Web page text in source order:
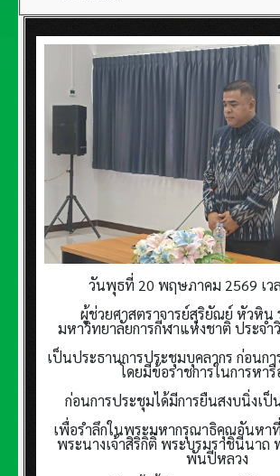
วันพุธที่ 20 พฤษภาคม 2569 เว
ผู้ช่วยศาสตราจารย์สุริยัณย์ หัวหิน
มหาวิทยาลัยการกีฬาแห่งชาติ ประจำ
เป็นประธานการประชุมบุคลากร ก่อนก
โดยมีข้อราชการในการหา
ก่อนการประชุมได้มีการยืนสงบนิ่งเป็
เพื่อรำลึกในพระมหากรุณาธิคุณอันหา
พระนางเจ้าสิริกิติ์ พระบรมราชินีนาถ
พันปีหลวง